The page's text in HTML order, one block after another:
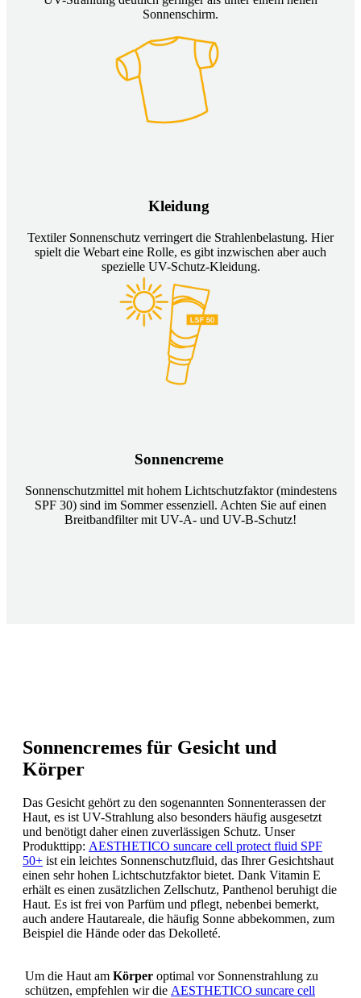
Sonnenschirm.
Kleidung
Textiler Sonnenschutz verringert die Strahlenbelastung. Hier
spielt die Webart eine Rolle, es gibt inzwischen aber auch
spezielle UV-Schutz-Kleidung.
Sonnencreme
Sonnenschutzmittel mit hohem Lichtschutzfaktor (mindestens
SPF 30) sind im Sommer essenziell. Achten Sie auf einen
Breitbandfilter mit UV-A- und UV-B-Schutz!
Sonnencremes für Gesicht und
Körper
Das Gesicht gehört zu den sogenannten Sonnenterassen der
Haut, es ist UV-Strahlung also besonders häufig ausgesetzt
und benötigt daher einen zuverlässigen Schutz. Unser
Produkttipp: AESTHETICO suncare cell protect fluid SPF
50+ ist ein leichtes Sonnenschutzfluid, das Ihrer Gesichtshaut
einen sehr hohen Lichtschutzfaktor bietet. Dank Vitamin E
erhält es einen zusätzlichen Zellschutz, Panthenol beruhigt die
Haut. Es ist frei von Parfüm und pflegt, nebenbei bemerkt,
auch andere Hautareale, die häufig Sonne abbekommen, zum
Beispiel die Hände oder das Dekolleté.
Um die Haut am Körper optimal vor Sonnenstrahlung zu
schützen, empfehlen wir die AESTHETICO suncare cell